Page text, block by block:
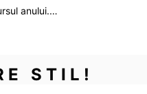
anului.…